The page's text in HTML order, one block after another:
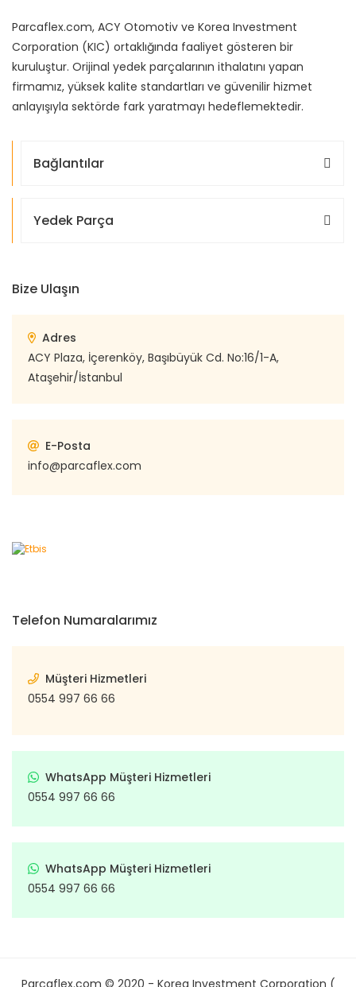
Parcaflex.com, ACY Otomotiv ve Korea Investment
Corporation (KIC) ortaklığında faaliyet gösteren bir
kuruluştur. Orijinal yedek parçalarının ithalatını yapan
firmamız, yüksek kalite standartları ve güvenilir hizmet
anlayışıyla sektörde fark yaratmayı hedeflemektedir.
Bağlantılar
Yedek Parça
Bize Ulaşın
Adres
ACY Plaza, İçerenköy, Başıbüyük Cd. No:16/1-A,
Ataşehir/İstanbul
E-Posta
info@parcaflex.com
Telefon Numaralarımız
Müşteri Hizmetleri
0554 997 66 66
WhatsApp Müşteri Hizmetleri
0554 997 66 66
WhatsApp Müşteri Hizmetleri
0554 997 66 66
Parcaflex.com © 2020 - Korea Investment Corporation (